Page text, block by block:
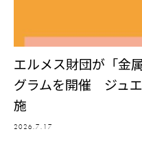
エルメス財団が「金
グラムを開催 ジュ
施
2026.7.17